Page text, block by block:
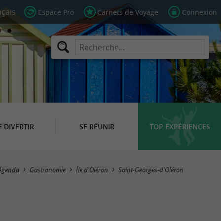
Espace Pro Carnets de Voyage Connexion
DIVERTIR SE RÉUNIR TOP EXPÉRIENCES
Masquer la carte
Gastronomie Île d'Oléron Saint-Georges-d'Oléron